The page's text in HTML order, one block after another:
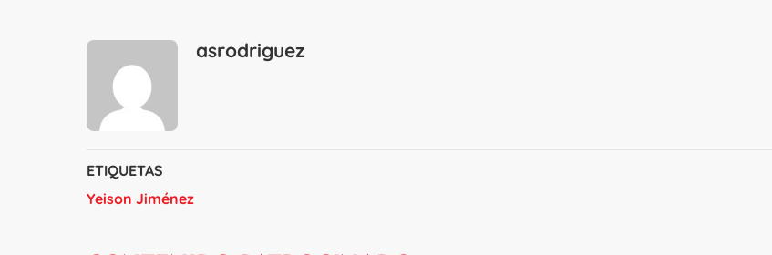
asrodriguez
ETIQUETAS
Yeison Jiménez